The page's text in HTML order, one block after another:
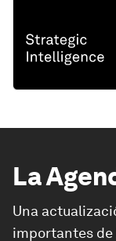
La
Una
importantes de